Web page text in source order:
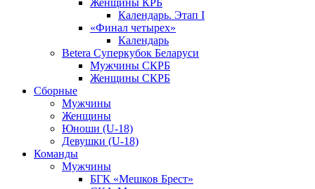
Женщины КРБ
Календарь. Этап I
«Финал четырех»
Календарь
Betera Суперкубок Беларуси
Мужчины СКРБ
Женщины СКРБ
Сборные
Мужчины
Женщины
Юноши (U-18)
Девушки (U-18)
Команды
Мужчины
БГК «Мешков Брест»